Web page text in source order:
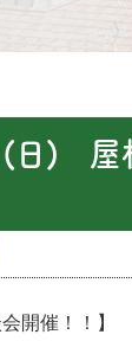
日) 屋
開催！！】